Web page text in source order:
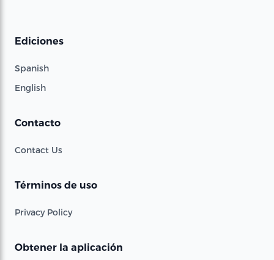
Ediciones
Spanish
English
Contacto
Contact Us
Términos de uso
Privacy Policy
Obtener la aplicación